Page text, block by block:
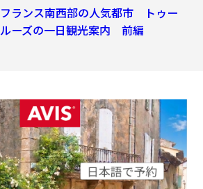
フランス南西部の人気都市 トゥー
ルーズの一日観光案内 前編